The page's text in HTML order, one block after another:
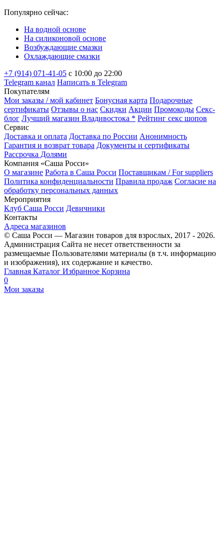
Популярно сейчас:
На водной основе
На силиконовой основе
Возбуждающие смазки
Охлаждающие смазки
+7 (914) 071-41-05 c 10:00 до 22:00
Telegram канал Написать в Telegram
Покупателям
Мои заказы / мой кабинет Бонусная карта Подарочные
сертификаты Отзывы о нас Скидки Акции Промокоды Секс-
блог Лучший магазин Владивостока * Рейтинг секс шопов
Сервис
Доставка и оплата Доставка по России Анонимность
Гарантия и возврат товара Документы и сертификаты
Рассрочка Долями
Компания «Саша Росси»
О магазине Работа в Саша Росси Поставщикам / For suppliers
Политика конфиденциальности Правила продаж Согласие на
обработку персональных данных
Мероприятия
Клуб Саша Росси Девичники
Контакты
Адреса магазинов
© Саша Росси — Магазин товаров для взрослых, 2017 - 2026.
Администрация Сайта не несет ответственности за
размещаемые Пользователями материалы (в т.ч. информацию
и изображения), их содержание и качество.
Главная Каталог Избранное Корзина
0
Мои заказы